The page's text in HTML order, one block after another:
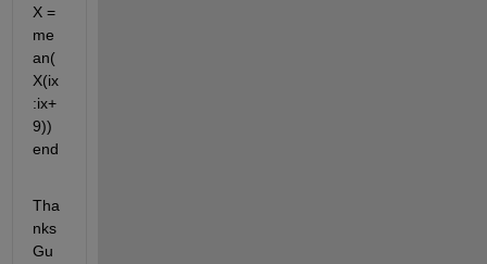
X =
me
an(
X(ix
:ix+
9))
end
Tha
nks
Gu